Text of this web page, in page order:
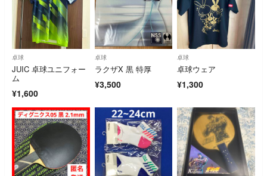
卓球
JUIC 卓球ユニフォー
ム
¥1,600
卓球
ラクザX 黒 特厚
¥3,500
卓球
卓球ウェア
¥1,300